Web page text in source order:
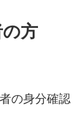
の方
の身分確認